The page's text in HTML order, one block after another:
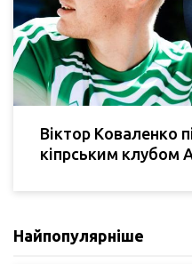
Віктор Коваленко
кіпрським клубом
Найпопулярніше